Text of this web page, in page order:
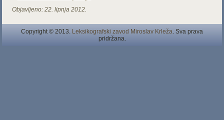
Objavljeno: 22. lipnja 2012.
Copyright © 2013. Leksikografski zavod Miroslav Krleža. Sva prava
pridržana.